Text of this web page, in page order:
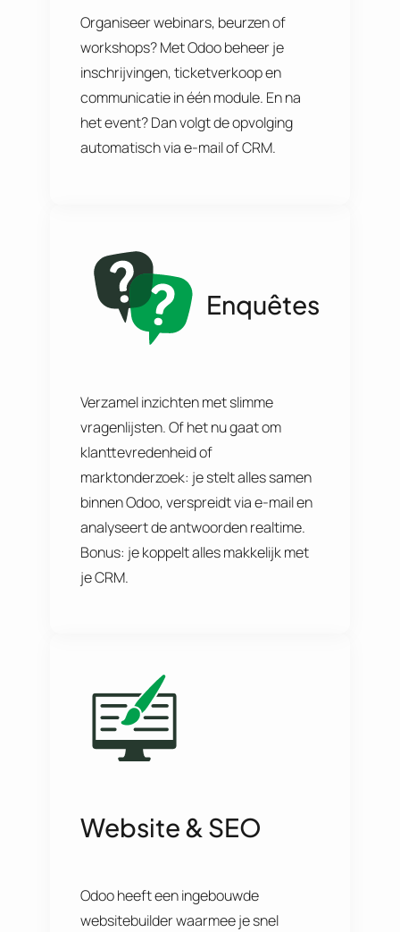
Organiseer webinars, beurzen of
workshops? Met Odoo beheer je
inschrijvingen, ticketverkoop en
communicatie in één module. En na
het event? Dan volgt de opvolging
automatisch via e-mail of CRM.
Enquêtes
Verzamel inzichten met slimme
vragenlijsten. Of het nu gaat om
klanttevredenheid of
marktonderzoek: je stelt alles samen
binnen Odoo, verspreidt via e-mail en
analyseert de antwoorden realtime.
Bonus: je koppelt alles makkelijk met
je CRM.
Website & SEO
Odoo heeft een ingebouwde
websitebuilder waarmee je snel